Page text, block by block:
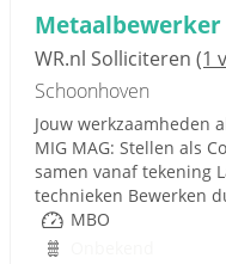
Metaalbewerker
WR.nl Solliciteren (1
Schoonhoven
Jouw werkzaamheden
MIG MAG: Stellen als
samen vanaf tekening
technieken Bewerken
MBO